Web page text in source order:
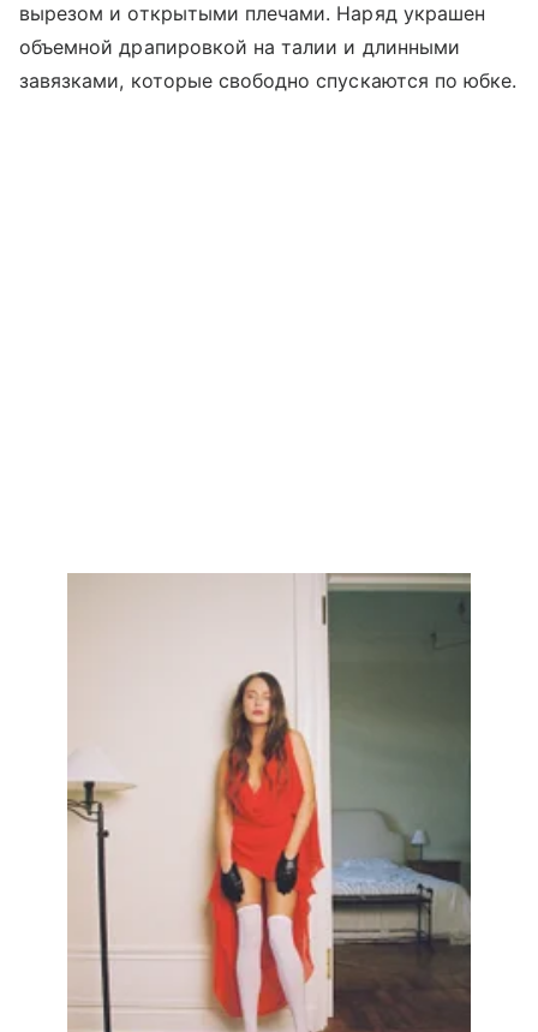
вырезом и открытыми плечами. Наряд украшен
объемной драпировкой на талии и длинными
завязками, которые свободно спускаются по юбке.